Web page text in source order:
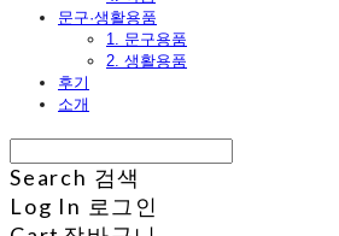
문구·생활용품
1. 문구용품
2. 생활용품
후기
소개
Search 검색
Log In 로그인